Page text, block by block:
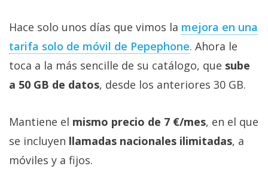
Hace solo unos días que vimos la mejora en una
tarifa solo de móvil de Pepephone‎. Ahora le
toca a la más sencille de su catálogo, que sube
a 50 GB de datos, desde los anteriores 30 GB.
Mantiene el mismo precio de 7 €/mes, en el que
se incluyen llamadas nacionales ilimitadas, a
móviles y a fijos.